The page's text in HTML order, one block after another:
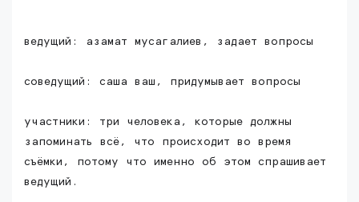
ведущий: азамат мусагалиев, задает вопросы
соведущий: саша ваш, придумывает вопросы
участники: три человека, которые должны
запоминать всё, что происходит во время
съёмки, потому что именно об этом спрашивает
ведущий.